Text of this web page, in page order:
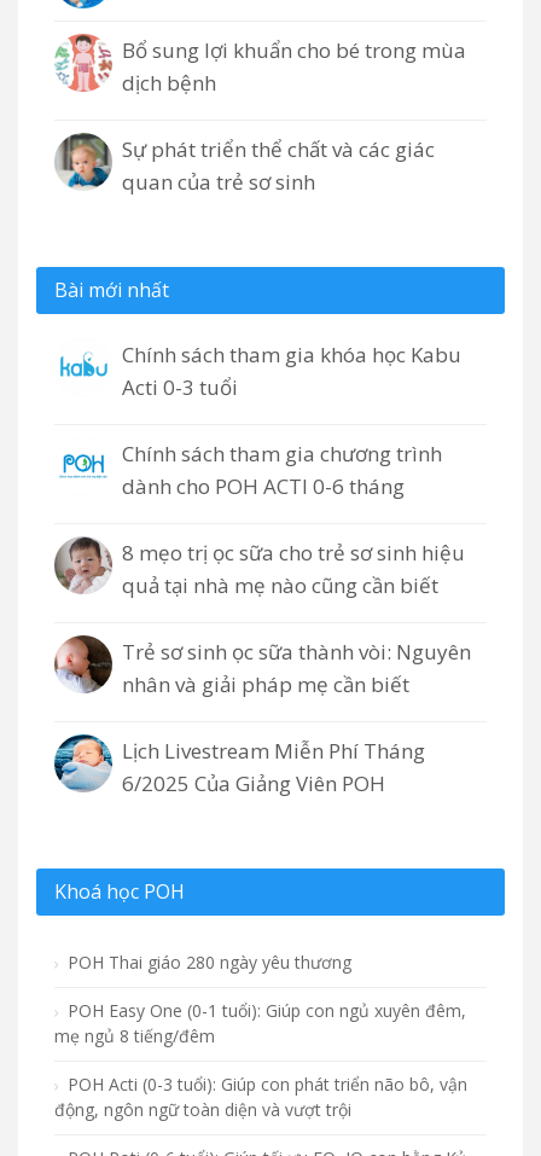
Bổ sung lợi khuẩn cho bé trong mùa
dịch bệnh
Sự phát triển thể chất và các giác
quan của trẻ sơ sinh
Bài mới nhất
Chính sách tham gia khóa học Kabu
Acti 0-3 tuổi
Chính sách tham gia chương trình
dành cho POH ACTI 0-6 tháng
8 mẹo trị ọc sữa cho trẻ sơ sinh hiệu
quả tại nhà mẹ nào cũng cần biết
Trẻ sơ sinh ọc sữa thành vòi: Nguyên
nhân và giải pháp mẹ cần biết
Lịch Livestream Miễn Phí Tháng
6/2025 Của Giảng Viên POH
Khoá học POH
POH Thai giáo 280 ngày yêu thương
POH Easy One (0-1 tuổi): Giúp con ngủ xuyên đêm,
mẹ ngủ 8 tiếng/đêm
POH Acti (0-3 tuổi): Giúp con phát triển não bô, vận
động, ngôn ngữ toàn diện và vượt trội